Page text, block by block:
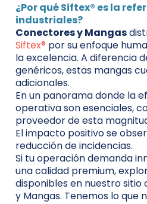
¿Por qué Siftex® es la
industriales?
Conectores y Mangas
Siftex® por su enfoque
la excelencia. A diferencia
genéricos, estas mangas
adicionales.
En un panorama donde la
operativa son esenciales,
proveedor de esta
El impacto positivo se
reducción de incidencias.
Si tu operación demanda
una calidad premium,
disponibles en nuestro
y Mangas. Tenemos lo que